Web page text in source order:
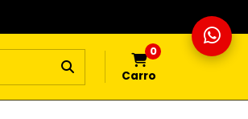
0
Carro